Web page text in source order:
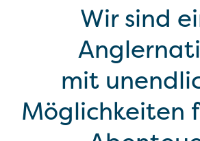
Wir sind
mit
Möglichkeiten